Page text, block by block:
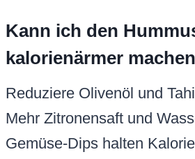
Kann ich den
kalorienärmer
Reduziere Olivenöl und
Mehr Zitronensaft und
Gemüse-Dips halten